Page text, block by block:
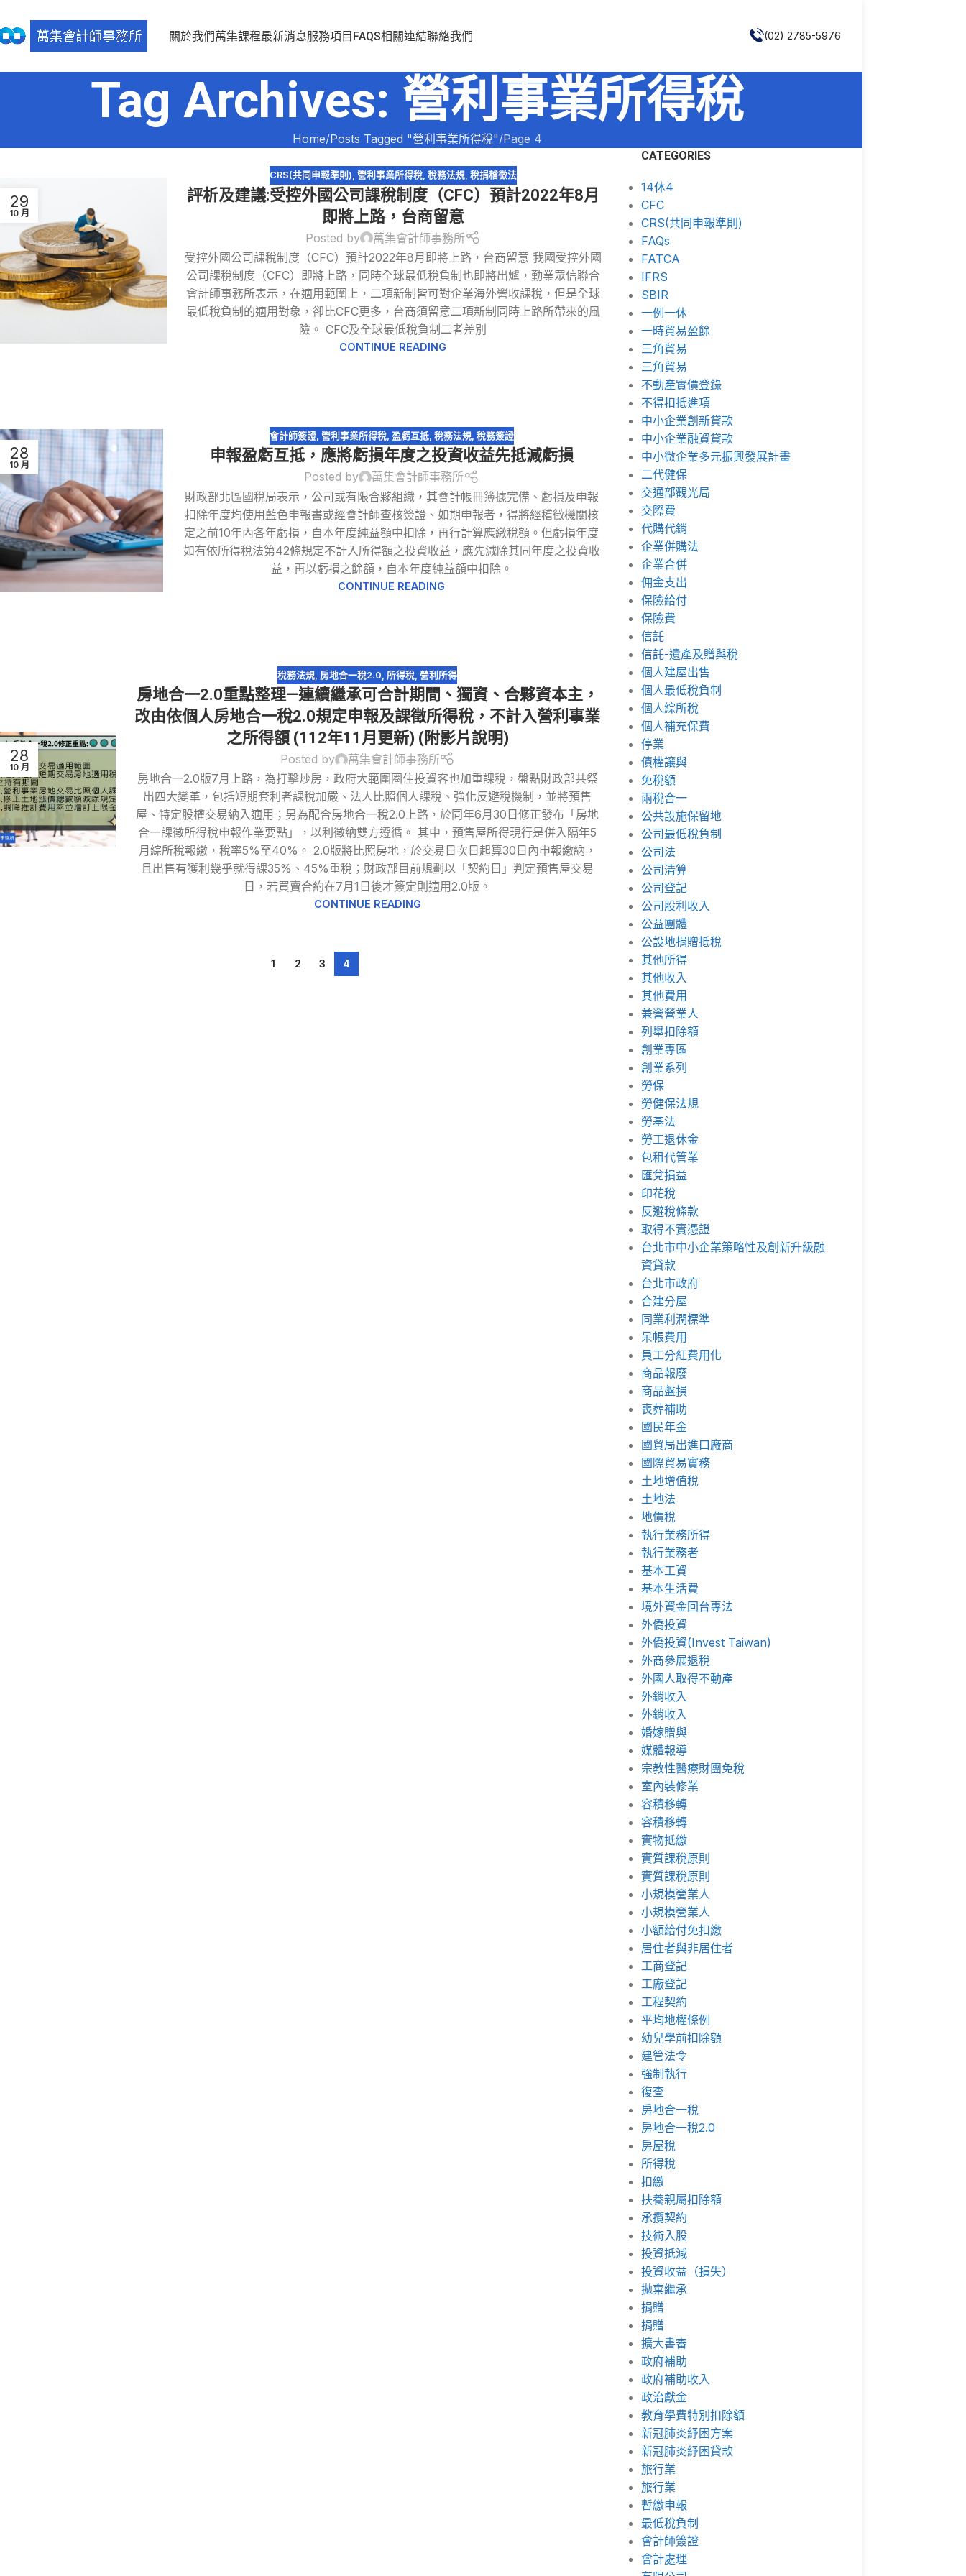
關於我們萬集課程最新消息服務項目 FAQS相關連結聯絡我們 (02) 2785-5976
Tag Archives: 營利事業所得稅
Home Posts Tagged "營利事業所得稅" Page 4
29
10 月
CRS(共同申報準則), 營利事業所得稅, 稅務法規, 稅捐稽徵法
評析及建議:受控外國公司課稅制度（CFC）預計2022年8月
即將上路，台商留意
Posted by
萬集會計師事務所
受控外國公司課稅制度（CFC）預計2022年8月即將上路，台商留意 我國受控外國
公司課稅制度（CFC）即將上路，同時全球最低稅負制也即將出爐，勤業眾信聯合
會計師事務所表示，在適用範圍上，二項新制皆可對企業海外營收課稅，但是全球
最低稅負制的適用對象，卻比CFC更多，台商須留意二項新制同時上路所帶來的風
險。 CFC及全球最低稅負制二者差別
CONTINUE READING
28
10 月
會計師簽證, 營利事業所得稅, 盈虧互抵, 稅務法規, 稅務簽證
申報盈虧互抵，應將虧損年度之投資收益先抵減虧損
Posted by
萬集會計師事務所
財政部北區國稅局表示，公司或有限合夥組織，其會計帳冊簿據完備、虧損及申報
扣除年度均使用藍色申報書或經會計師查核簽證、如期申報者，得將經稽徵機關核
定之前10年內各年虧損，自本年度純益額中扣除，再行計算應繳稅額。但虧損年度
如有依所得稅法第42條規定不計入所得額之投資收益，應先減除其同年度之投資收
益，再以虧損之餘額，自本年度純益額中扣除。
CONTINUE READING
28
10 月
稅務法規 房地合一稅2.0 所得稅 ,營利所得
房地合一2.0重點整理—連續繼承可合計期間、獨資、合夥資本主，
改由依個人房地合一稅2.0規定申報及課徵所得稅，不計入營利事業
之所得額 (112年11月更新) (附影片說明)
Posted by
萬集會計師事務所
房地合一2.0版7月上路，為打擊炒房，政府大範圍圈住投資客也加重課稅，盤點財政部共祭
出四大變革，包括短期套利者課稅加嚴、法人比照個人課稅、強化反避稅機制，並將預售
屋、特定股權交易納入適用；另為配合房地合一稅2.0上路，於同年6月30日修正發布「房地
合一課徵所得稅申報作業要點」，以利徵納雙方遵循。 其中，預售屋所得現行是併入隔年5
月綜所稅報繳，稅率5%至40%。 2.0版將比照房地，於交易日次日起算30日內申報繳納，
且出售有獲利幾乎就得課35%、45%重稅；財政部目前規劃以「契約日」判定預售屋交易
日，若買賣合約在7月1日後才簽定則適用2.0版。
CONTINUE READING
1 2 3 4
CATEGORIES
14休4
CFC
CRS(共同申報準則)
FAQs
FATCA
IFRS
SBIR
一例一休
一時貿易盈餘
三角貿易
三角貿易
不動產實價登錄
不得扣抵進項
中小企業創新貸款
中小企業融資貸款
中小微企業多元振興發展計畫
二代健保
交通部觀光局
交際費
代購代銷
企業併購法
企業合併
佣金支出
保險給付
保險費
信託
信託-遺產及贈與稅
個人建屋出售
個人最低稅負制
個人綜所稅
個人補充保費
停業
債權讓與
免稅額
兩稅合一
公共設施保留地
公司最低稅負制
公司法
公司清算
公司登記
公司股利收入
公益團體
公設地捐贈抵稅
其他所得
其他收入
其他費用
兼營營業人
列舉扣除額
創業專區
創業系列
勞保
勞健保法規
勞基法
勞工退休金
包租代管業
匯兌損益
印花稅
反避稅條款
取得不實憑證
台北市中小企業策略性及創新升級融
資貸款
台北市政府
合建分屋
同業利潤標準
呆帳費用
員工分紅費用化
商品報廢
商品盤損
喪葬補助
國民年金
國貿局出進口廠商
國際貿易實務
土地增值稅
土地法
地價稅
執行業務所得
執行業務者
基本工資
基本生活費
境外資金回台專法
外僑投資
外僑投資(Invest Taiwan)
外商參展退稅
外國人取得不動產
外銷收入
外銷收入
婚嫁贈與
媒體報導
宗教性醫療財團免稅
室內裝修業
容積移轉
容積移轉
實物抵繳
實質課稅原則
實質課稅原則
小規模營業人
小規模營業人
小額給付免扣繳
居住者與非居住者
工商登記
工廠登記
工程契約
平均地權條例
幼兒學前扣除額
建管法令
強制執行
復查
房地合一稅
房地合一稅2.0
房屋稅
所得稅
扣繳
扶養親屬扣除額
承攬契約
技術入股
投資抵減
投資收益（損失）
拋棄繼承
捐贈
捐贈
擴大書審
政府補助
政府補助收入
政治獻金
教育學費特別扣除額
新冠肺炎紓困方案
新冠肺炎紓困貸款
旅行業
旅行業
暫繳申報
最低稅負制
會計師簽證
會計處理